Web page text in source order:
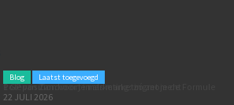
Blog Laatst toegevoegd
Poleposition voor je marketing: zó zet je de Formule 1 GP van Zandvoort in als marketingmoment
22 JULI 2026